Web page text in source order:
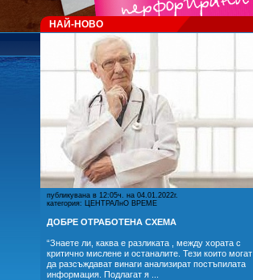
НАЙ-НОВО
публикувана в 12:05ч. на 04.01.2022г.
категория: ЦЕНТРАЛнО ВРЕМЕ
ДОБРЕ ОТРАБОТЕНА СХЕМА
“Знаете ли, каква е разликата , между хората с
критично мислене и останалите. Тези които могат
да разсъждават винаги анализират постъпилата
информация. Подлагат я ...